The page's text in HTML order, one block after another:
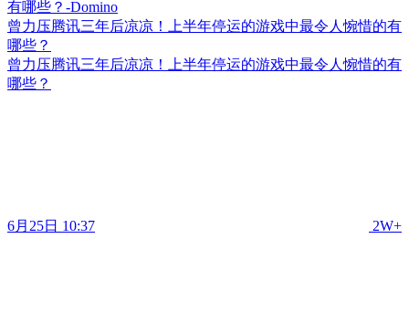
曾力压腾讯三年后凉凉！上半年停运的游戏中最令人惋惜的有
哪些？
曾力压腾讯三年后凉凉！上半年停运的游戏中最令人惋惜的有
哪些？
6月25日 10:37 2W+